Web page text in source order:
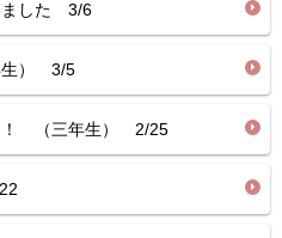
ました 3/6
生） 3/5
！ （三年生） 2/25